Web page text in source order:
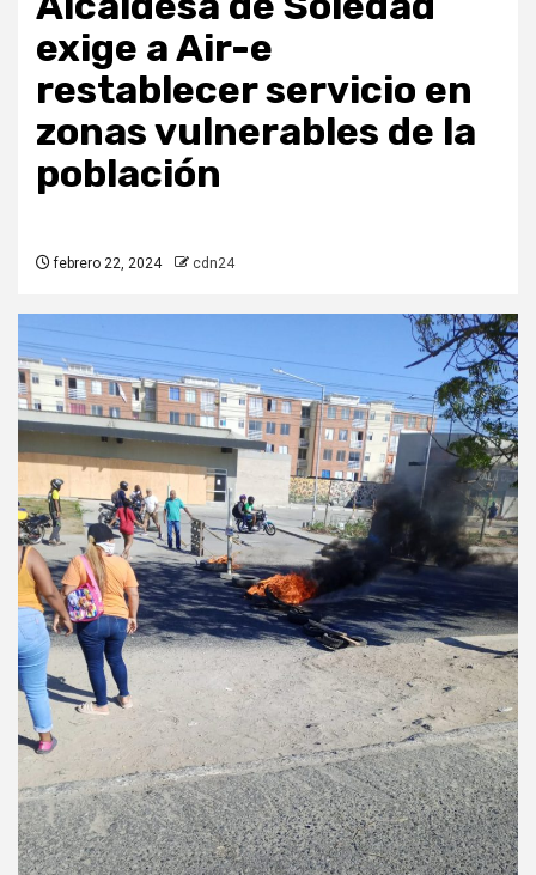
exige a Air-e
restablecer servicio en
zonas vulnerables de la
población
febrero 22, 2024 cdn24